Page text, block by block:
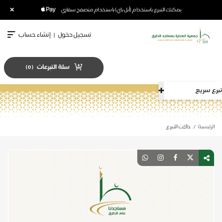
يمكنك التبرع باستخدام (أبل باي) باستخدام متصفح سفاري ×
تبرع سريع
تسجيل دخول | إنشاء حساب
سلة التبرعات (
0
)
الرئيسية حالات التبرع